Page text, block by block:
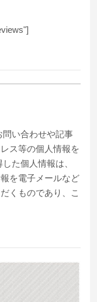
い合わせや記事
ス等の個人情報を
た個人情報は、
を電子メールなど
くものであり、こ